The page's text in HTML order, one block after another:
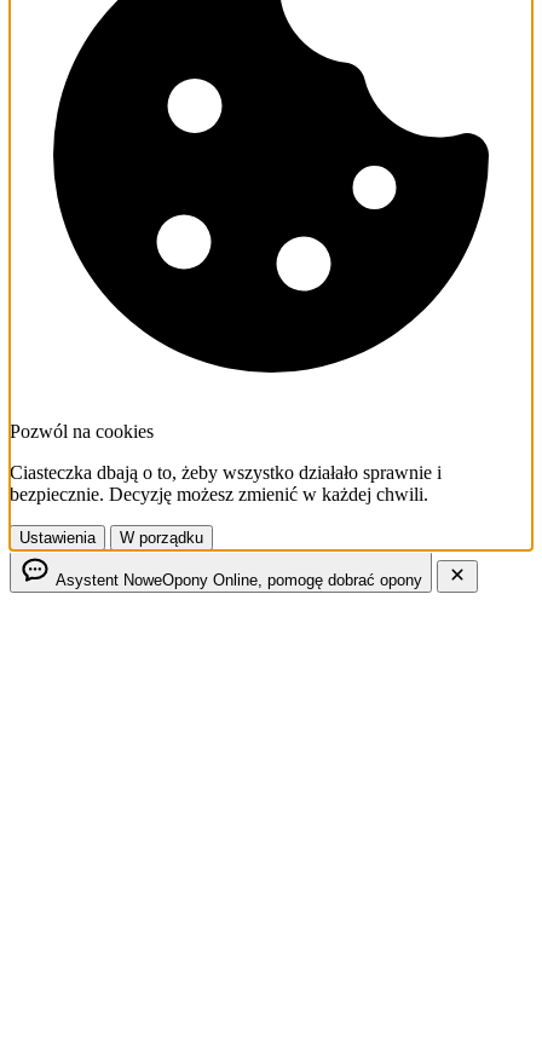
Pozwól na cookies
Ciasteczka dbają o to, żeby wszystko działało sprawnie i
bezpiecznie. Decyzję możesz zmienić w każdej chwili.
Ustawienia W porządku
Asystent NoweOpony Online, pomogę dobrać opony